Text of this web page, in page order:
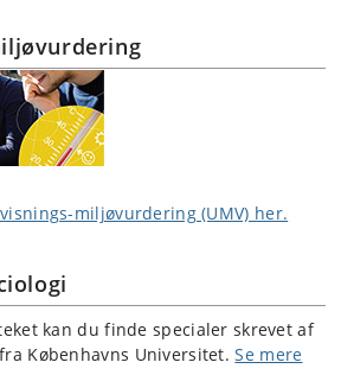
miljøvurdering (UMV) her.
kan du finde specialer skrevet af
Københavns Universitet.Se mere